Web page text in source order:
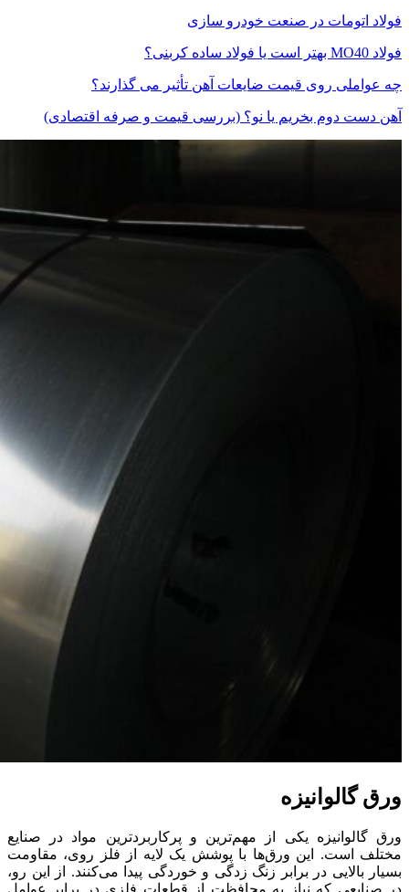
فولاد اتومات در صنعت خودرو سازی
فولاد MO40 بهتر است یا فولاد ساده کربنی؟
چه عواملی روی قیمت ضایعات آهن تأثیر می گذارند؟
آهن دست دوم بخریم یا نو؟ (بررسی قیمت و صرفه اقتصادی)
ورق گالوانیزه
ورق گالوانیزه یکی از مهم‌ترین و پرکاربردترین مواد در صنایع
مختلف است. این ورق‌ها با پوشش یک لایه از فلز روی، مقاومت
بسیار بالایی در برابر زنگ زدگی و خوردگی پیدا می‌کنند. از این رو،
در صنایعی که نیاز به محافظت از قطعات فلزی در برابر عوامل